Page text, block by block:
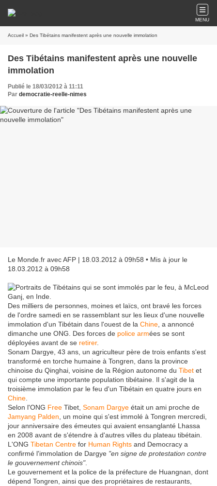
MENU
Accueil » Des Tibétains manifestent après une nouvelle immolation
Des Tibétains manifestent après une nouvelle
immolation
Publié le 18/03/2012 à 11:11
Par democratie-reelle-nimes
Le Monde.fr avec AFP | 18.03.2012 à 09h58 • Mis à jour le
18.03.2012 à 09h58
Des milliers de personnes, moines et laïcs, ont bravé les forces
de l'ordre samedi en se rassemblant sur les lieux d'une nouvelle
immolation d'un Tibétain dans l'ouest de la Chine , a annoncé
dimanche une ONG. Des forces de police armées se sont
déployées avant de se retirer.
Sonam Dargye, 43 ans, un agriculteur père de trois enfants s'est
transformé en torche humaine à Tongren, dans la province
chinoise du Qinghai, voisine de la Région autonome du Tibet et
qui compte une importante population tibétaine. Il s'agit de la
troisième immolation par le feu d'un Tibétain en quatre jours en
Chine
Selon l'ONG Free Tibet, Sonam Dargye était un ami proche de
Jamyang Palden , un moine qui s'est immolé à Tongren mercredi,
jour anniversaire des émeutes qui avaient ensanglanté Lhassa
en 2008 avant de s'étendre à d'autres villes du plateau tibétain.
L'ONG Tibetan Centre for Human Rights and Democracy a
confirmé l'immolation de Dargye "en signe de protestation contre
le gouvernement chinois".
Le gouvernement et la police de la préfecture de Huangnan, dont
dépend Tongren, ainsi que des propriétaires de restaurants,